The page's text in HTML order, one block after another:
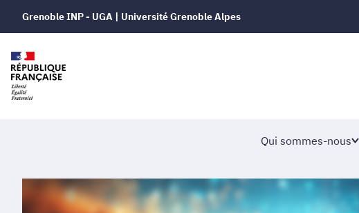
Grenoble INP - UGA | Université Grenoble Alpes
Qui sommes-nous